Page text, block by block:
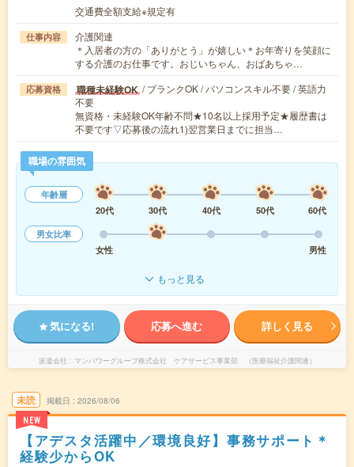
交通費全額支給※規定有
仕事内容
介護関連
＊入居者の方の「ありがとう」が嬉しい＊お年寄りを笑顔に
する介護のお仕事です。おじいちゃん、おばあちゃ…
応募資格 職種未経験OK / ブランクOK / パソコンスキル不要 / 英語力
不要
無資格・未経験OK年齢不問★10名以上採用予定★履歴書は
不要です▽応募後の流れ1)翌営業日までに担当…
職場の雰囲気
年齢層
20代
30代 40代 50代
60代
男女比率
女性
男性
もっと見る
気になる! 応募へ進む 詳しく見る
派遣会社 マンパワーグループ株式会社 ケアサービス事業部 （医療福祉介護関連）
未読
NEW
掲載日 2026/08/06
【アデスタ活躍中／環境良好】事務サポート＊
経験少からOK